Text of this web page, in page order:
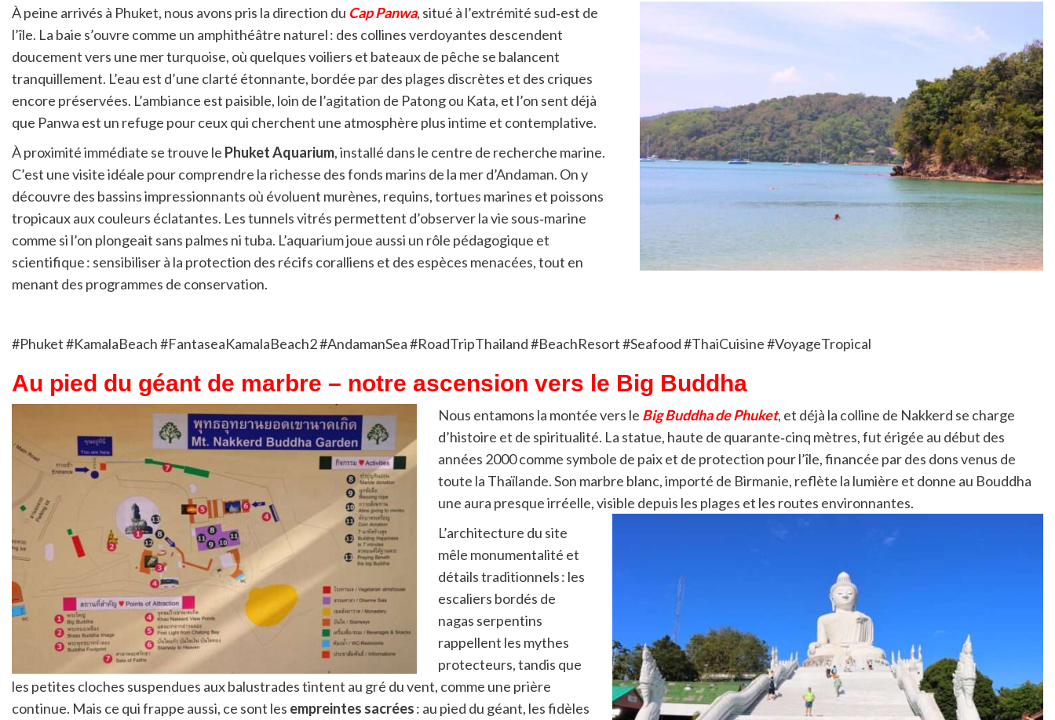
À peine arrivés à Phuket, nous avons pris la direction du Cap Panwa, situé à l’extrémité sud‑est de
l’île. La baie s’ouvre comme un amphithéâtre naturel : des collines verdoyantes descendent
doucement vers une mer turquoise, où quelques voiliers et bateaux de pêche se balancent
tranquillement. L’eau est d’une clarté étonnante, bordée par des plages discrètes et des criques
encore préservées. L’ambiance est paisible, loin de l’agitation de Patong ou Kata, et l’on sent déjà
que Panwa est un refuge pour ceux qui cherchent une atmosphère plus intime et contemplative.
À proximité immédiate se trouve le Phuket Aquarium, installé dans le centre de recherche marine.
C’est une visite idéale pour comprendre la richesse des fonds marins de la mer d’Andaman. On y
découvre des bassins impressionnants où évoluent murènes, requins, tortues marines et poissons
tropicaux aux couleurs éclatantes. Les tunnels vitrés permettent d’observer la vie sous‑marine
comme si l’on plongeait sans palmes ni tuba. L’aquarium joue aussi un rôle pédagogique et
scientifique : sensibiliser à la protection des récifs coralliens et des espèces menacées, tout en
menant des programmes de conservation.
#Phuket #KamalaBeach #FantaseaKamalaBeach2 #AndamanSea #RoadTripThailand #BeachResort #Seafood #ThaiCuisine #VoyageTropical
Au pied du géant de marbre – notre ascension vers le Big Buddha
Nous entamons la montée vers le Big Buddha de Phuket, et déjà la colline de Nakkerd se charge
d’histoire et de spiritualité. La statue, haute de quarante‑cinq mètres, fut érigée au début des
années 2000 comme symbole de paix et de protection pour l’île, financée par des dons venus de
toute la Thaïlande. Son marbre blanc, importé de Birmanie, reflète la lumière et donne au Bouddha
une aura presque irréelle, visible depuis les plages et les routes environnantes.
L’architecture du site
mêle monumentalité et
détails traditionnels : les
escaliers bordés de
nagas serpentins
rappellent les mythes
protecteurs, tandis que
les petites cloches suspendues aux balustrades tintent au gré du vent, comme une prière
continue. Mais ce qui frappe aussi, ce sont les empreintes sacrées: au pied du géant, les fidèles